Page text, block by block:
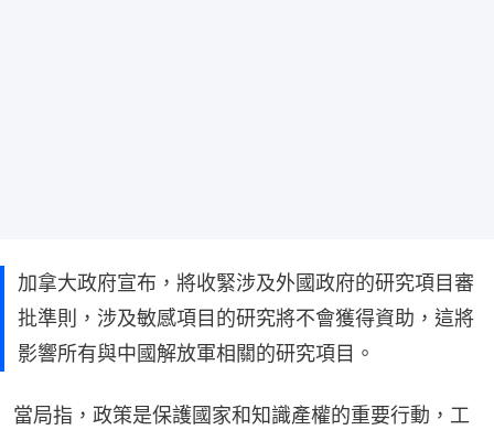
加拿大政府宣布，將收緊涉及外國政府的研究項目審
批準則，涉及敏感項目的研究將不會獲得資助，這將
影響所有與中國解放軍相關的研究項目。
當局指，政策是保護國家和知識產權的重要行動，工